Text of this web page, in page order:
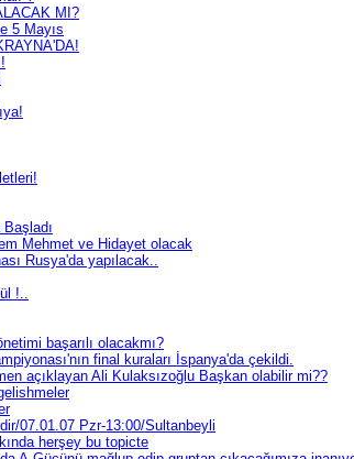
MI?
5 Mayıs
Mehmet ve Hidayet olacak
Rusya'da yapılacak..
!..
başarılı olacakmı?
final kuraları İspanya'da çekildi.
açıklayan Ali Kulaksızoğlu Başkan olabilir mi??
07.01.07 Pzr-13:00/Sultanbeyli
herşey bu topicte